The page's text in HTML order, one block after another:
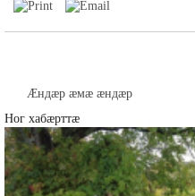
Æндæр æмæ æндæр
Ног хабæрттæ